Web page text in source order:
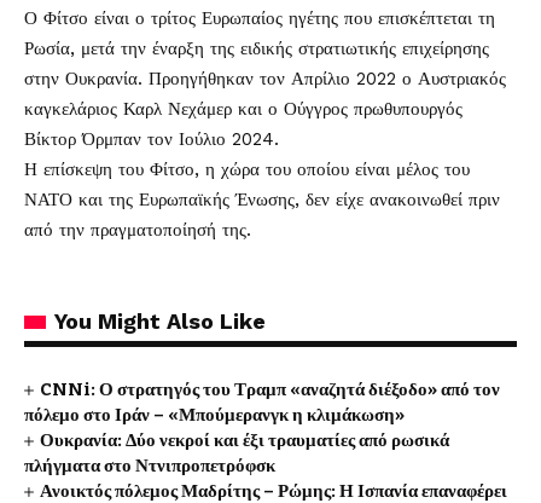
Ο Φίτσο είναι ο τρίτος Ευρωπαίος ηγέτης που επισκέπτεται τη
Ρωσία, μετά την έναρξη της ειδικής στρατιωτικής επιχείρησης
στην Ουκρανία. Προηγήθηκαν τον Απρίλιο 2022 ο Αυστριακός
καγκελάριος Καρλ Νεχάμερ και ο Ούγγρος πρωθυπουργός
Βίκτορ Όρμπαν τον Ιούλιο 2024.
Η επίσκεψη του Φίτσο, η χώρα του οποίου είναι μέλος του
ΝΑΤΟ και της Ευρωπαϊκής Ένωσης, δεν είχε ανακοινωθεί πριν
από την πραγματοποίησή της.
You Might Also Like
CNNi: Ο στρατηγός του Τραμπ «αναζητά διέξοδο» από τον
πόλεμο στο Ιράν – «Μπούμερανγκ η κλιμάκωση»
Ουκρανία: Δύο νεκροί και έξι τραυματίες από ρωσικά
πλήγματα στο Ντνιπροπετρόφσκ
Ανοικτός πόλεμος Μαδρίτης – Ρώμης: Η Ισπανία επαναφέρει